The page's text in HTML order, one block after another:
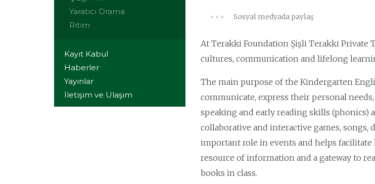
Yaratıcı Drama
Ritim
Kayıt Kabul
Haberler
Yayınlar
İletişim ve Ulaşım
Sosyal medyada paylaş
At Terakki Foundation Şişli Terakki Private
cultures, communication and lifelong
The main purpose of the Kindergarten
communicate, express their personal
speaking and early reading skills (phonics)
collaborative and interactive games,
important role in events and helps facilitate
resource of information and a gateway to
books in class.